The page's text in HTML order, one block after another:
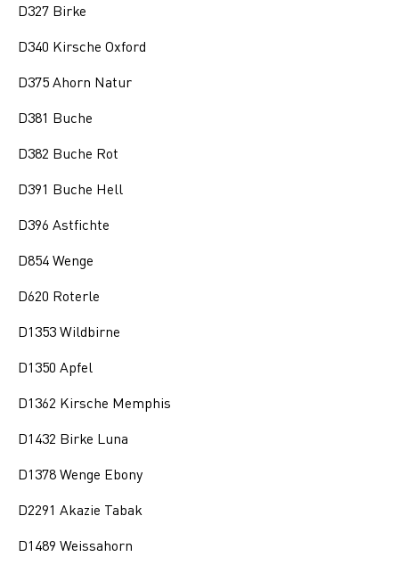
D327 Birke
D340 Kirsche Oxford
D375 Ahorn Natur
D381 Buche
D382 Buche Rot
D391 Buche Hell
D396 Astfichte
D854 Wenge
D620 Roterle
D1353 Wildbirne
D1350 Apfel
D1362 Kirsche Memphis
D1432 Birke Luna
D1378 Wenge Ebony
D2291 Akazie Tabak
D1489 Weissahorn